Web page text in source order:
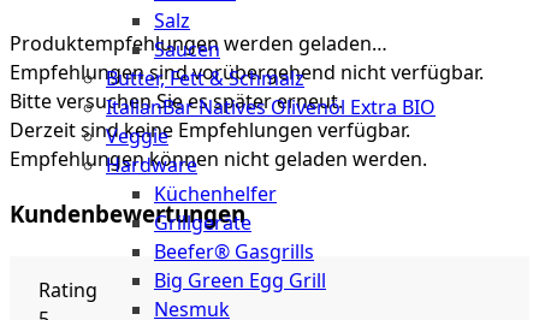
Salz
Saucen
Butter, Fett & Schmalz
ItalianBar Natives Olivenöl Extra BIO
Veggie
Hardware
Küchenhelfer
Grillgeräte
Beefer® Gasgrills
Big Green Egg Grill
Nesmuk
Produktempfehlungen werden geladen…
Empfehlungen sind vorübergehend nicht verfügbar.
Bitte versuchen Sie es später erneut.
Derzeit sind keine Empfehlungen verfügbar.
Empfehlungen können nicht geladen werden.
Kundenbewertungen
Rating